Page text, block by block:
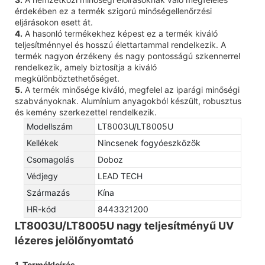
érdekében ez a termék szigorú minőségellenőrzési
eljárásokon esett át.
4. A hasonló termékekhez képest ez a termék kiváló
teljesítménnyel és hosszú élettartammal rendelkezik. A
termék nagyon érzékeny és nagy pontosságú szkennerrel
rendelkezik, amely biztosítja a kiváló
megkülönböztethetőséget.
5. A termék minősége kiváló, megfelel az iparági minőségi
szabványoknak. Alumínium anyagokból készült, robusztus
és kemény szerkezettel rendelkezik.
Modellszám
LT8003U/LT8005U
Kellékek
Nincsenek fogyóeszközök
Csomagolás
Doboz
Védjegy
LEAD TECH
Származás
Kína
HR-kód
8443321200
LT8003U/LT8005U nagy teljesítményű UV
lézeres jelölőnyomtató